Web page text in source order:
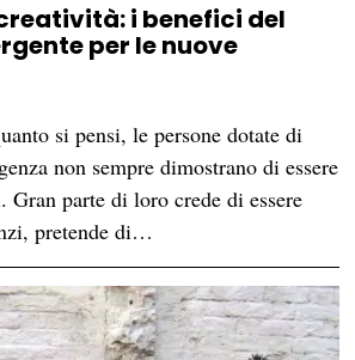
i benefici del
per le nuove
si pensi, le persone dotate di
non sempre dimostrano di essere
Gran parte di loro crede di essere
pretende di…